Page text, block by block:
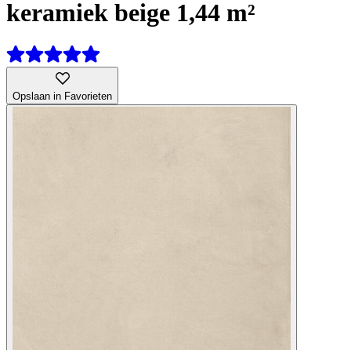
keramiek beige 1,44 m²
Opslaan in Favorieten